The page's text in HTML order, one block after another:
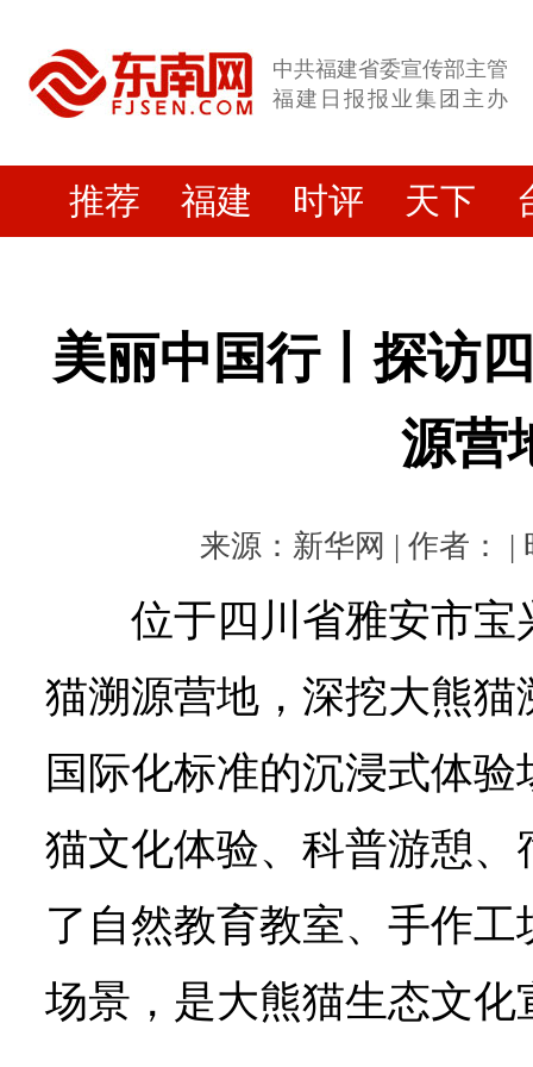
中共福建省委宣传部主管
福建日报报业集团主办
推荐 福建 时评 天下
美丽中国行丨探访
源营
来源：新华网 | 作者： |
位于四川省雅安市
猫溯源营地，深挖大熊
国际化标准的沉浸式体
猫文化体验、科普游憩
了自然教育教室、手作
场景，是大熊猫生态文